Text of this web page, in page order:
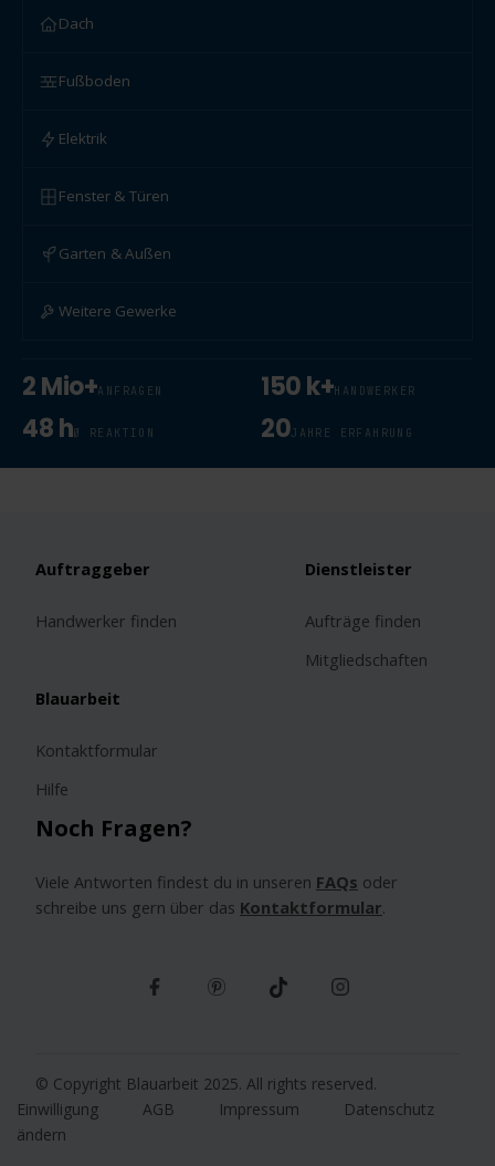
Dach
Fußboden
Elektrik
Fenster & Türen
Garten & Außen
Weitere Gewerke
2 Mio+ANFRAGEN 150 k+HANDWERKER
48 hØ REAKTION 20JAHRE ERFAHRUNG
Noch Fragen?
Viele Antworten findest du in unseren FAQs oder
schreibe uns gern über das Kontaktformular.
Auftraggeber
Handwerker finden
Dienstleister
Aufträge finden
Mitgliedschaften
Blauarbeit
Kontaktformular
Hilfe
© Copyright Blauarbeit 2025. All rights reserved.
Einwilligung
ändern
AGB Impressum Datenschutz